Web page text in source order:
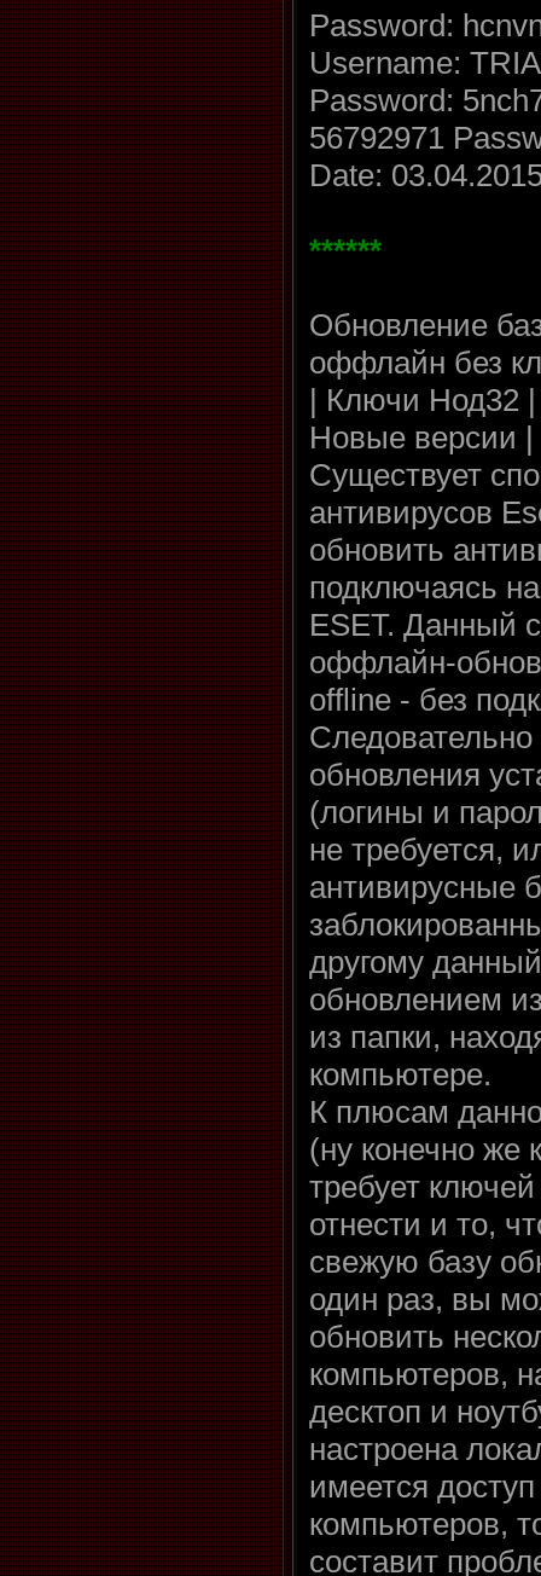
Password:
Username:
Password:
56792971
Date:
******
Обновление
оффлайн без
| Ключи Нод32
Новые версии |
Существует
антивирусов
обновить
подключаясь
ESET. Данный
оффлайн-
offline - без
обновления
(логины и
не требуется,
антивирусные
другому
обновлением
из папки,
компьютере.
К плюсам
(ну конечно же
требует
отнести и то,
свежую базу
один раз, вы
обновить
компьютеров,
десктоп и
настроена
имеется
компьютеров,
составит